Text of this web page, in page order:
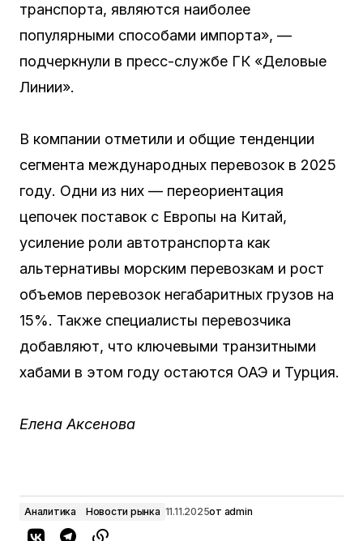
транспорта, являются наиболее
популярными способами импорта», —
подчеркнули в пресс-службе ГК «Деловые
Линии».
В компании отметили и общие тенденции
сегмента международных перевозок в 2025
году. Одни из них — переориентация
цепочек поставок с Европы на Китай,
усиление роли автотранспорта как
альтернативы морским перевозкам и рост
объемов перевозок негабаритных грузов на
15%. Также специалисты перевозчика
добавляют, что ключевыми транзитными
хабами в этом году остаются ОАЭ и Турция.
Елена Аксенова
Аналитика Новости рынка 11.11.2025от admin